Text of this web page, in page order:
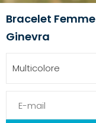
Bracelet Femme
Ginevra
Multicolore